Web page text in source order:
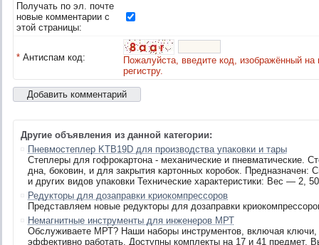
Получать по эл. почте
новые комментарии с
этой страницы:
* Антиспам код:
Пожалуйста, введите код, изображённый
регистру.
Другие объявления из данной категории:
Пневмостеплер KTB19D для производства упаковки и тары
Степлеры для гофрокартона - механические и пневматические.
дна, боковин, и для закрытия картонных коробок. Предназначен:
и других видов упаковки Технические характеристики: Вес — 2,
Редукторы для дозаправки криокомпрессоров
Представляем новые редукторы для дозаправки
Немагнитные инструменты для инженеров МРТ
Обслуживаете МРТ? Наши наборы инструментов, включая ключи,
эффективно работать. Доступны комплекты на 17 и 41 предмет.